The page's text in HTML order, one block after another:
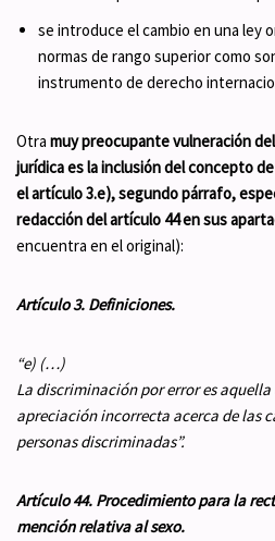
se introduce el cambio en una ley
normas de rango superior como
instrumento de derecho
Otra muy preocupante vulneración
jurídica es la inclusión del concepto
el artículo 3.e), segundo párrafo,
redacción del artículo 44 en sus
encuentra en el original):
Artículo 3. Definiciones.
“e) (…)
La discriminación por error es aquella
apreciación incorrecta acerca de las
personas discriminadas”.
Artículo 44. Procedimiento para la
mención relativa al sexo.